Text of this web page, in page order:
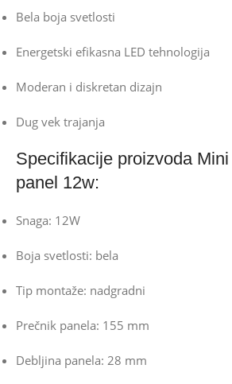
Bela boja svetlosti
Energetski efikasna LED tehnologija
Moderan i diskretan dizajn
Dug vek trajanja
Specifikacije proizvoda
panel 12w:
Snaga: 12W
Boja svetlosti: bela
Tip montaže: nadgradni
Prečnik panela: 155 mm
Debljina panela: 28 mm